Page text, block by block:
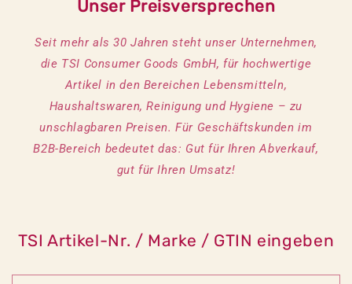
Unser Preisversprechen
Seit mehr als 30 Jahren steht unser Unternehmen,
die TSI Consumer Goods GmbH, für hochwertige
Artikel in den Bereichen Lebensmitteln,
Haushaltswaren, Reinigung und Hygiene – zu
unschlagbaren Preisen. Für Geschäftskunden im
B2B-Bereich bedeutet das: Gut für Ihren Abverkauf,
gut für Ihren Umsatz!
TSI Artikel-Nr. / Marke / GTIN eingeben